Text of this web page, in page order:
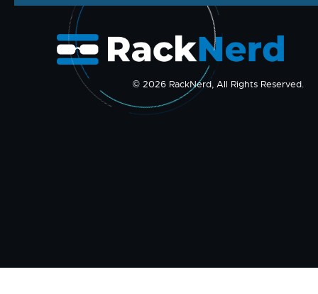
© 2026 RackNerd, All Rights Reserved.